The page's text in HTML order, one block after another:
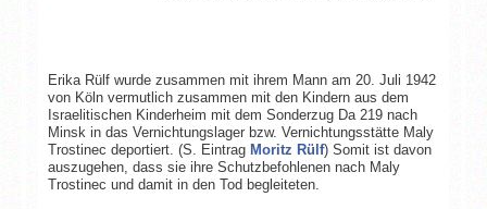
Erika Rülf wurde zusammen mit ihrem Mann am 20. Juli 1942
von Köln vermutlich zusammen mit den Kindern aus dem
Israelitischen Kinderheim mit dem Sonderzug Da 219 nach
Minsk in das Vernichtungslager bzw. Vernichtungsstätte Maly
Trostinec deportiert. (S. Eintrag Moritz Rülf) Somit ist davon
auszugehen, dass sie ihre Schutzbefohlenen nach Maly
Trostinec und damit in den Tod begleiteten.